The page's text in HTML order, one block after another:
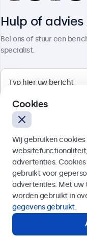
Nederlands
Hulp of advies
Bel ons of stuur een
specialist.
Of bel
Hulp of advies nodig?
Direct contact met
Cookies
Wij gebruiken
advertenties. Cookies
gebruikt voor
advertenties. Met uw
worden gebruikt in
gegevens gebruikt.